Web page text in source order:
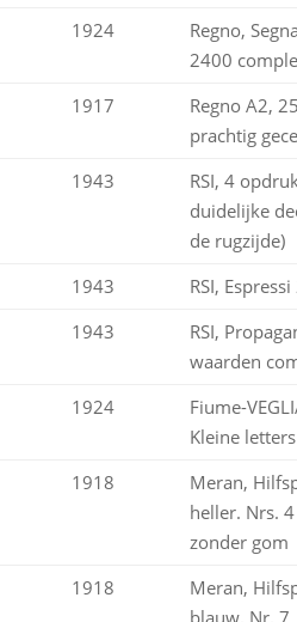
1924
Regno,
2400
1917
Regno A2,
prachtig
1943
RSI, 4
duidelijke
de rugzijde)
1943
RSI,
1943
RSI,
waarden
1924
Fiume-
Kleine letters
1918
Meran,
heller. Nrs.
zonder gom
1918
Meran,
blauw. Nr. 7